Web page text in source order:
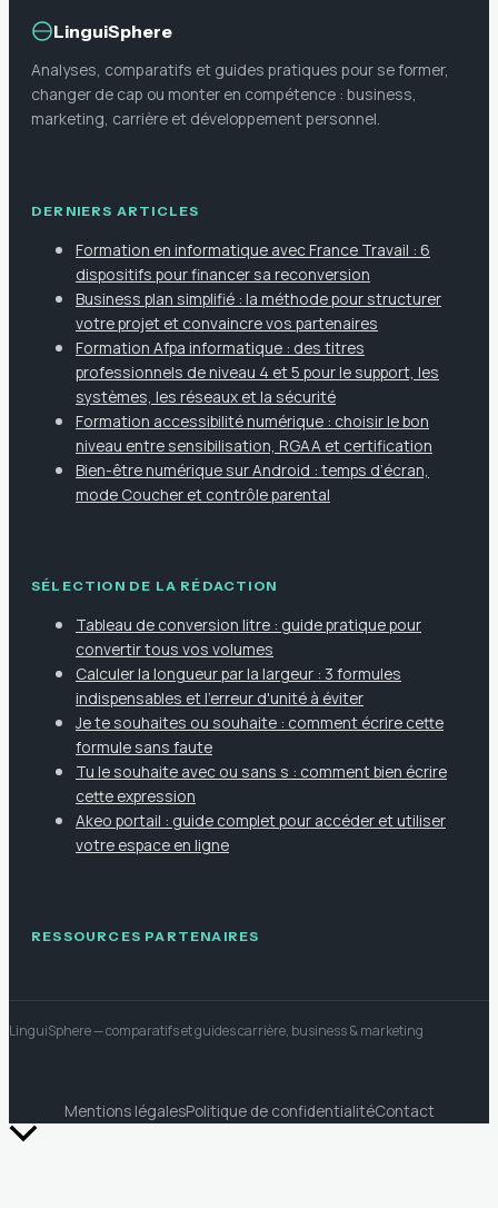
LinguiSphere
Analyses, comparatifs et guides pratiques pour se former,
changer de cap ou monter en compétence : business,
marketing, carrière et développement personnel.
DERNIERS ARTICLES
Formation en informatique avec France Travail : 6
dispositifs pour financer sa reconversion
Business plan simplifié : la méthode pour structurer
votre projet et convaincre vos partenaires
Formation Afpa informatique : des titres
professionnels de niveau 4 et 5 pour le support, les
systèmes, les réseaux et la sécurité
Formation accessibilité numérique : choisir le bon
niveau entre sensibilisation, RGAA et certification
Bien-être numérique sur Android : temps d’écran,
mode Coucher et contrôle parental
SÉLECTION DE LA RÉDACTION
Tableau de conversion litre : guide pratique pour
convertir tous vos volumes
Calculer la longueur par la largeur : 3 formules
indispensables et l'erreur d'unité à éviter
Je te souhaites ou souhaite : comment écrire cette
formule sans faute
Tu le souhaite avec ou sans s : comment bien écrire
cette expression
Akeo portail : guide complet pour accéder et utiliser
votre espace en ligne
RESSOURCES PARTENAIRES
LinguiSphere— comparatifs et guides carrière, business & marketing
Mentions légalesPolitique de confidentialitéContact